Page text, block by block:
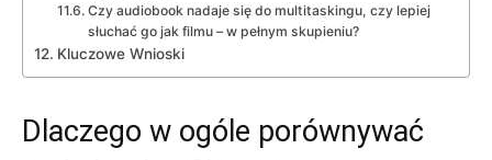
Czy audiobook nadaje się do multitaskingu, czy lepiej
słuchać go jak filmu – w pełnym skupieniu?
Kluczowe Wnioski
Dlaczego w ogóle porównywać